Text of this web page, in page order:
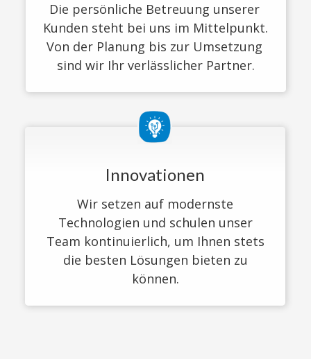
Die persönliche Betreuung unserer
Kunden steht bei uns im Mittelpunkt.
Von der Planung bis zur Umsetzung
sind wir Ihr verlässlicher Partner.
Innovationen
Wir setzen auf modernste
Technologien und schulen unser
Team kontinuierlich, um Ihnen stets
die besten Lösungen bieten zu
können.